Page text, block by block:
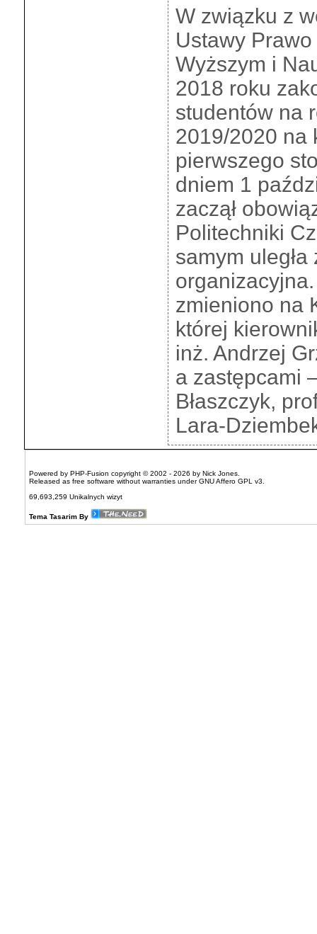
W związku z
Ustawy
Wyższym i
2018 roku
studentów na
2019/2020 na
pierwszego
dniem 1
zaczął
Politechniki
samym
zmieniono na
której
inż. Andrzej
a zastępcami
Błaszczyk,
Lara-
Powered by PHP-Fusion copyright © 2002 - 2026 by Nick Jones.
Released as free software without warranties underGNU Affero GPL
v3.
69,693,259 Unikalnych wizyt
Tema Tasarim By